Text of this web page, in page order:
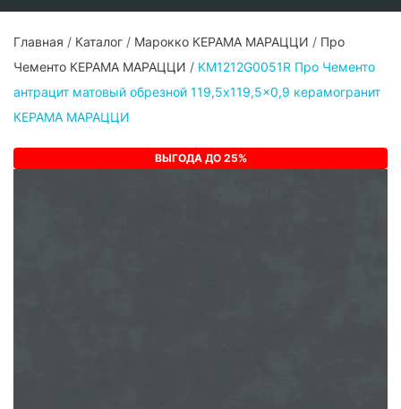
Главная / Каталог / Марокко КЕРАМА МАРАЦЦИ / Про
Чементо КЕРАМА МАРАЦЦИ / KM1212G0051R Про Чементо
антрацит матовый обрезной 119,5x119,5x0,9 керамогранит
КЕРАМА МАРАЦЦИ
ВЫГОДА ДО 25%